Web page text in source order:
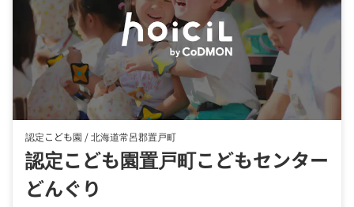
認定こども園 /北海道常呂郡置戸町
認定こども園置戸町こどもセンター
どんぐり